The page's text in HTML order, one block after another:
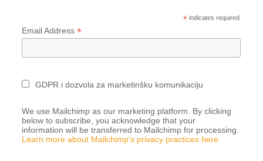
*indicates required
Email Address *
GDPR i dozvola za marketinšku komunikaciju
We use Mailchimp as our marketing platform. By clicking
below to subscribe, you acknowledge that your
information will be transferred to Mailchimp for processing.
Learn more about Mailchimp’s privacy practices here.